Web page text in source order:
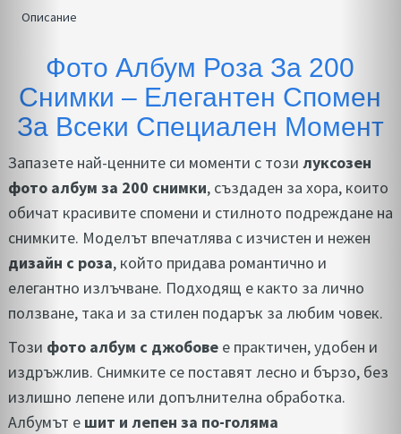
Описание
Фото Албум Роза За 200
Снимки – Елегантен Спомен
За Всеки Специален Момент
Запазете най-ценните си моменти с този луксозен
фото албум за 200 снимки, създаден за хора, които
обичат красивите спомени и стилното подреждане на
снимките. Моделът впечатлява с изчистен и нежен
дизайн с роза, който придава романтично и
елегантно излъчване. Подходящ е както за лично
ползване, така и за стилен подарък за любим човек.
Този фото албум с джобове е практичен, удобен и
издръжлив. Снимките се поставят лесно и бързо, без
излишно лепене или допълнителна обработка.
Албумът е шит и лепен за по-голяма